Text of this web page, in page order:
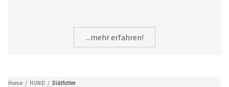
Home / HUND / Diätfutter
...mehr erfahren!